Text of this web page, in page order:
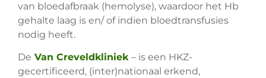
van bloedafbraak (hemolyse), waardoor het Hb
gehalte laag is en/ of indien bloedtransfusies
nodig heeft.
De Van Creveldkliniek – is een HKZ-
gecertificeerd, (inter)nationaal erkend,